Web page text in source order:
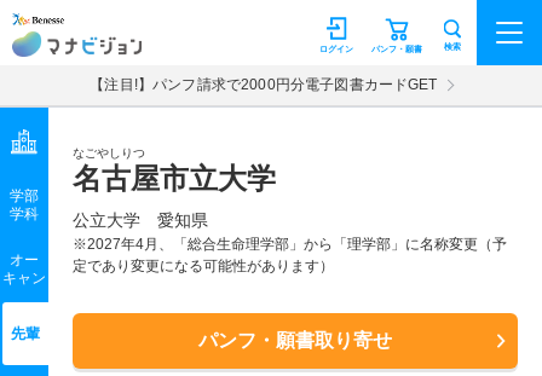
マナビジョン パンフ・願書
ログイン 検索
【注目!】パンフ請求で2000円分電子図書カードGET
なごやしりつ
名古屋市立大学
公立大学 愛知県
※2027年4月、「総合生命理学部」から「理学部」に名称変更（予
定であり変更になる可能性があります）
パンフ・願書取り寄せ
学部
学科
オー
キャン
先輩